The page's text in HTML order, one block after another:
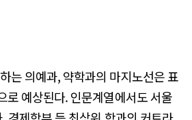
는 의예과, 약학과의 마지노선은 표
로 예상된다. 인문계열에서도 서울